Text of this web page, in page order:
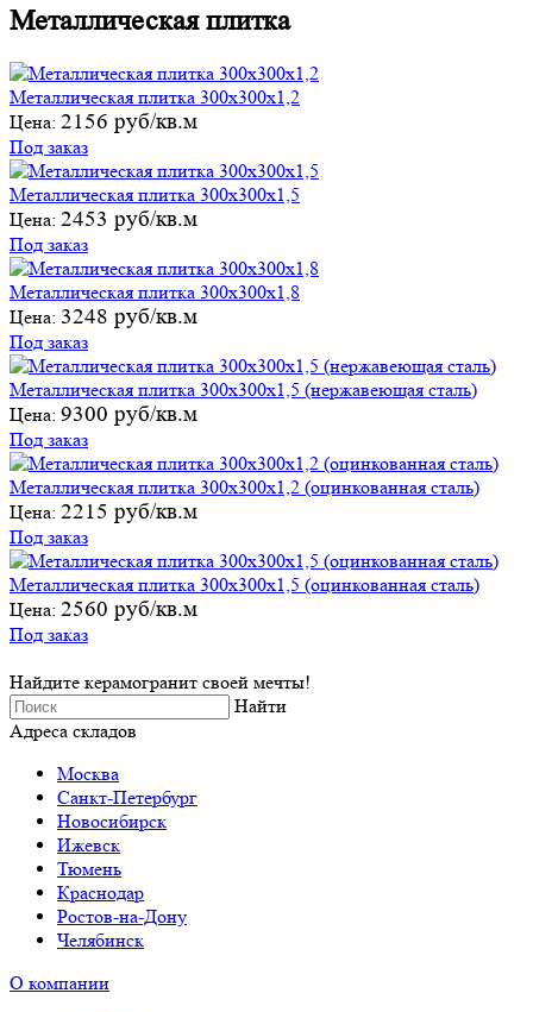
Металлическая плитка
Металлическая плитка 300х300х1,2
Цена: 2156 руб/кв.м
Под заказ
Металлическая плитка 300х300х1,5
Цена: 2453 руб/кв.м
Под заказ
Металлическая плитка 300х300х1,8
Цена: 3248 руб/кв.м
Под заказ
Металлическая плитка 300х300х1,5 (нержавеющая сталь)
Цена: 9300 руб/кв.м
Под заказ
Металлическая плитка 300х300х1,2 (оцинкованная сталь)
Цена: 2215 руб/кв.м
Под заказ
Металлическая плитка 300х300х1,5 (оцинкованная сталь)
Цена: 2560 руб/кв.м
Под заказ
Найдите керамогранит своей мечты!
Найти
Адреса складов
Москва
Санкт-Петербург
Новосибирск
Ижевск
Тюмень
Краснодар
Ростов-на-Дону
Челябинск
О компании